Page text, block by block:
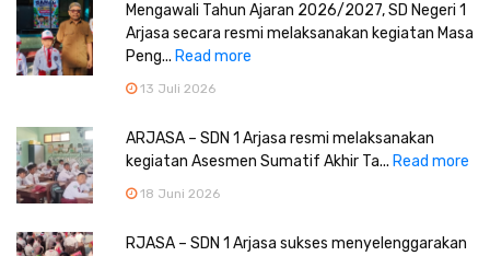
Mengawali Tahun Ajaran 2026/2027, SD Negeri 1
Arjasa secara resmi melaksanakan kegiatan Masa
Peng... Read more
13 Juli 2026
ARJASA – SDN 1 Arjasa resmi melaksanakan
kegiatan Asesmen Sumatif Akhir Ta... Read more
18 Juni 2026
RJASA – SDN 1 Arjasa sukses menyelenggarakan